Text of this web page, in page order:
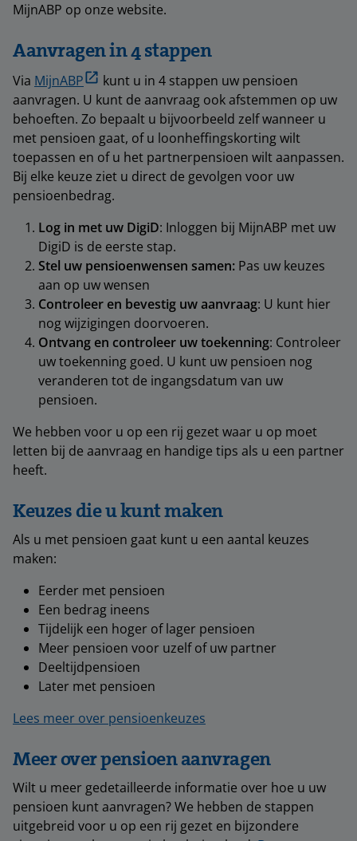
MijnABP op onze website.
Aanvragen in 4 stappen
Via MijnABP
kunt u in 4 stappen uw pensioen
aanvragen. U kunt de aanvraag ook afstemmen op uw
behoeften. Zo bepaalt u bijvoorbeeld zelf wanneer u
met pensioen gaat, of u loonheffingskorting wilt
toepassen en of u het partnerpensioen wilt aanpassen.
Bij elke keuze ziet u direct de gevolgen voor uw
pensioenbedrag.
Log in met uw DigiD: Inloggen bij MijnABP met uw
DigiD is de eerste stap.
Stel uw pensioenwensen samen: Pas uw keuzes
aan op uw wensen
Controleer en bevestig uw aanvraag: U kunt hier
nog wijzigingen doorvoeren.
Ontvang en controleer uw toekenning: Controleer
uw toekenning goed. U kunt uw pensioen nog
veranderen tot de ingangsdatum van uw
pensioen.
We hebben voor u op een rij gezet waar u op moet
letten bij de aanvraag en handige tips als u een partner
heeft.
Keuzes die u kunt maken
Als u met pensioen gaat kunt u een aantal keuzes
maken:
Eerder met pensioen
Een bedrag ineens
Tijdelijk een hoger of lager pensioen
Meer pensioen voor uzelf of uw partner
Deeltijdpensioen
Later met pensioen
Lees meer over pensioenkeuzes
Meer over pensioen aanvragen
Wilt u meer gedetailleerde informatie over hoe u uw
pensioen kunt aanvragen? We hebben de stappen
uitgebreid voor u op een rij gezet en bijzondere